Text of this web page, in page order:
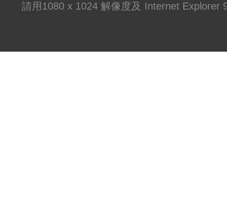
請用1080 x 1024 解像度及 Internet Explorer